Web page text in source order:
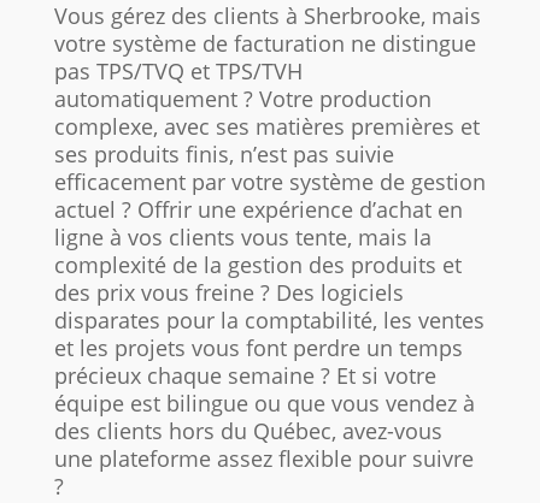
Vous gérez des clients à Sherbrooke, mais
votre système de facturation ne distingue
pas TPS/TVQ et TPS/TVH
automatiquement ? Votre production
complexe, avec ses matières premières et
ses produits finis, n’est pas suivie
efficacement par votre système de gestion
actuel ? Offrir une expérience d’achat en
ligne à vos clients vous tente, mais la
complexité de la gestion des produits et
des prix vous freine ? Des logiciels
disparates pour la comptabilité, les ventes
et les projets vous font perdre un temps
précieux chaque semaine ? Et si votre
équipe est bilingue ou que vous vendez à
des clients hors du Québec, avez-vous
une plateforme assez flexible pour suivre
?